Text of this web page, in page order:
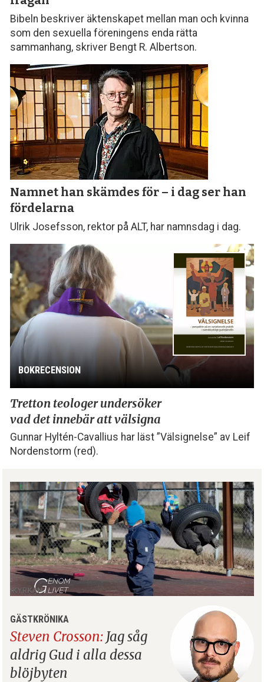
Bibeln beskriver äktenskapet mellan man och kvinna
som den sexuella föreningens enda rätta
sammanhang, skriver Bengt R. Albertson.
Namnet han skämdes för – i dag ser han
fördelarna
Ulrik Josefsson, rektor på ALT, har namnsdag i dag.
BOKRECENSION
Tretton teologer undersöker
vad det innebär att välsigna
Gunnar Hyltén-Cavallius har läst ”Välsignelse” av Leif
Nordenstorm (red).
GÄSTKRÖNIKA
Steven Crosson: Jag såg
aldrig Gud i alla dessa
blöjbyten